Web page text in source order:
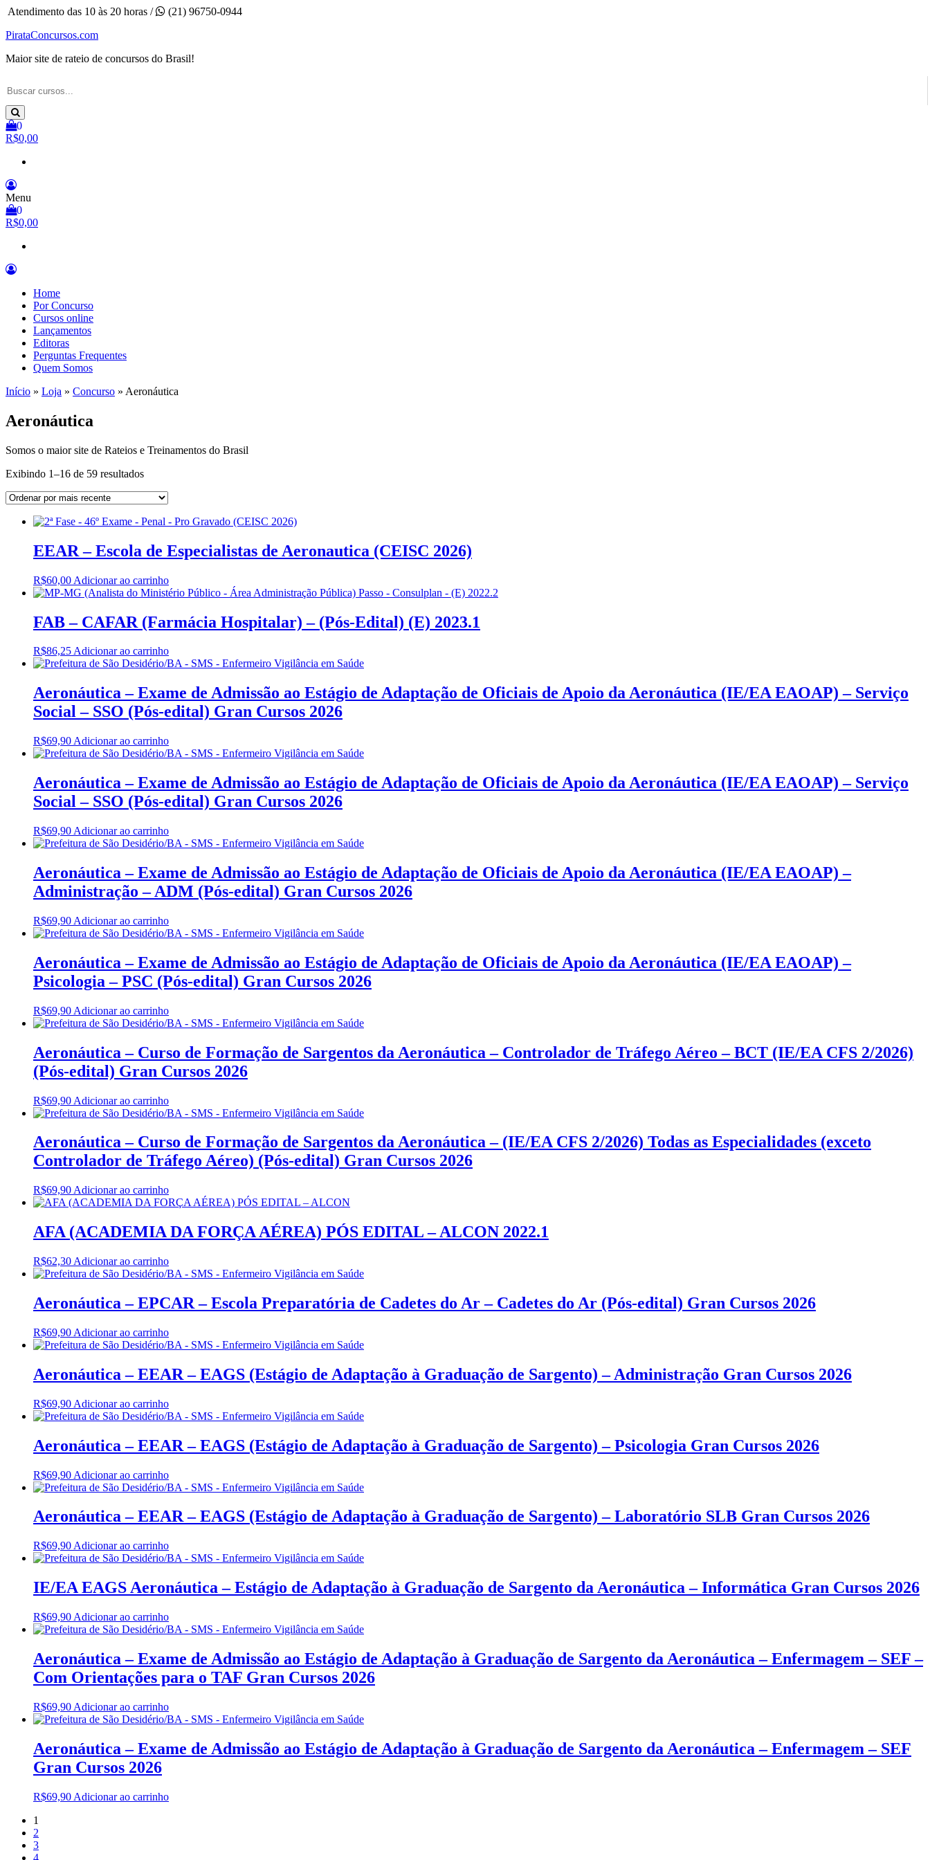
Pular
o
Atendimento das 10 às 20 horas /
(21) 96750-0944
PirataConcursos.com
Maior site de rateio de concursos do Brasil!
0
R$0,00
Menu
0
R$0,00
Home
Por Concurso
Cursos online
Lançamentos
Editoras
Perguntas Frequentes
Quem Somos
Início » Loja » Concurso » Aeronáutica
Aeronáutica
Somos o maior site de Rateios e Treinamentos do Brasil
Exibindo 1–16 de 59 resultadosSorted
latest
EEAR – Escola de Especialistas de Aeronautica (CEISC 2026)
R$60,00 Adicionar ao carrinho
FAB – CAFAR (Farmácia Hospitalar) – (Pós-Edital) (E) 2023.1
R$86,25Adicionar ao carrinho
Aeronáutica – Exame de Admissão ao Estágio de Adaptação de Oficiais de Apoio da Aeronáutica (IE/EA EAOAP) – Serviço
Social – SSO (Pós-edital) Gran Cursos 2026
R$69,90 Adicionar ao carrinho
Aeronáutica – Exame de Admissão ao Estágio de Adaptação de Oficiais de Apoio da Aeronáutica (IE/EA EAOAP) – Serviço
Social – SSO (Pós-edital) Gran Cursos 2026
R$69,90 Adicionar ao carrinho
Aeronáutica – Exame de Admissão ao Estágio de Adaptação de Oficiais de Apoio da Aeronáutica (IE/EA EAOAP) –
Administração – ADM (Pós-edital) Gran Cursos 2026
R$69,90 Adicionar ao carrinho
Aeronáutica – Exame de Admissão ao Estágio de Adaptação de Oficiais de Apoio da Aeronáutica (IE/EA EAOAP) –
Psicologia – PSC (Pós-edital) Gran Cursos 2026
R$69,90 Adicionar ao carrinho
Aeronáutica – Curso de Formação de Sargentos da Aeronáutica – Controlador de Tráfego Aéreo – BCT (IE/EA CFS 2/2026)
(Pós-edital) Gran Cursos 2026
R$69,90 Adicionar ao carrinho
Aeronáutica – Curso de Formação de Sargentos da Aeronáutica – (IE/EA CFS 2/2026) Todas as Especialidades (exceto
Controlador de Tráfego Aéreo) (Pós-edital) Gran Cursos 2026
R$69,90 Adicionar ao carrinho
AFA (ACADEMIA DA FORÇA AÉREA) PÓS EDITAL – ALCON 2022.1
R$62,30 Adicionar ao carrinho
Aeronáutica – EPCAR – Escola Preparatória de Cadetes do Ar – Cadetes do Ar (Pós-edital) Gran Cursos 2026
R$69,90 Adicionar ao carrinho
Aeronáutica – EEAR – EAGS (Estágio de Adaptação à Graduação de Sargento) – Administração Gran Cursos 2026
R$69,90 Adicionar ao carrinho
Aeronáutica – EEAR – EAGS (Estágio de Adaptação à Graduação de Sargento) – Psicologia Gran Cursos 2026
R$69,90 Adicionar ao carrinho
Aeronáutica – EEAR – EAGS (Estágio de Adaptação à Graduação de Sargento) – Laboratório SLB Gran Cursos 2026
R$69,90 Adicionar ao carrinho
IE/EA EAGS Aeronáutica – Estágio de Adaptação à Graduação de Sargento da Aeronáutica – Informática Gran Cursos 2026
R$69,90 Adicionar ao carrinho
Aeronáutica – Exame de Admissão ao Estágio de Adaptação à Graduação de Sargento da Aeronáutica – Enfermagem – SEF –
Com Orientações para o TAF Gran Cursos 2026
R$69,90 Adicionar ao carrinho
Aeronáutica – Exame de Admissão ao Estágio de Adaptação à Graduação de Sargento da Aeronáutica – Enfermagem – SEF
Gran Cursos 2026
R$69,90 Adicionar ao carrinho
1
2
3
4